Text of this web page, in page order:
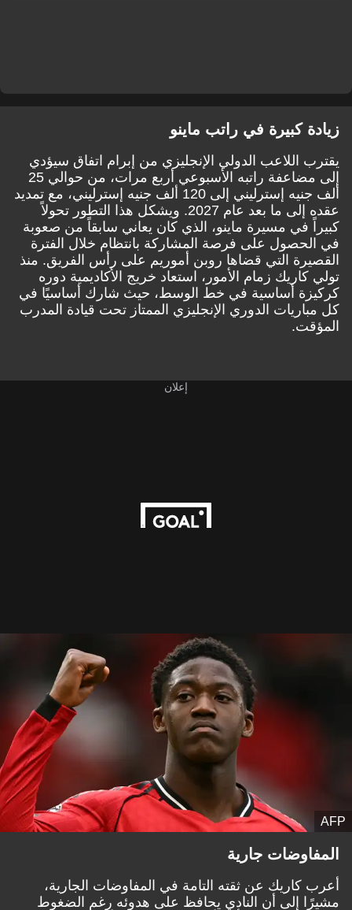
زيادة كبيرة في راتب ماينو
يقترب اللاعب الدولي الإنجليزي من إبرام اتفاق سيؤدي
إلى مضاعفة راتبه الأسبوعي أربع مرات، من حوالي 25
ألف جنيه إسترليني إلى 120 ألف جنيه إسترليني، مع تمديد
عقده إلى ما بعد عام 2027. ويشكل هذا التطور تحولاً
كبيراً في مسيرة ماينو، الذي كان يعاني سابقاً من صعوبة
في الحصول على فرصة المشاركة بانتظام خلال الفترة
القصيرة التي قضاها روبن أموريم على رأس الفريق. منذ
تولي كاريك زمام الأمور، استعاد خريج الأكاديمية دوره
كركيزة أساسية في خط الوسط، حيث شارك أساسيًا في
كل مباريات الدوري الإنجليزي الممتاز تحت قيادة المدرب
المؤقت.
إعلان
AFP
المفاوضات جارية
أعرب كاريك عن ثقته التامة في المفاوضات الجارية،
مشيرًا إلى أن النادي يحافظ على هدوئه رغم الضغوط